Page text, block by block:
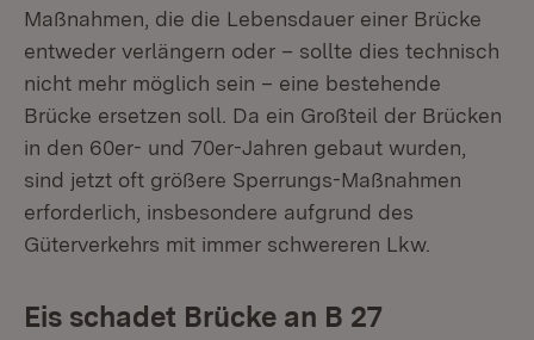
Maßnahmen, die die Lebensdauer einer Brücke
entweder verlängern oder – sollte dies technisch
nicht mehr möglich sein – eine bestehende
Brücke ersetzen soll. Da ein Großteil der Brücken
in den 60er- und 70er-Jahren gebaut wurden,
sind jetzt oft größere Sperrungs-Maßnahmen
erforderlich, insbesondere aufgrund des
Güterverkehrs mit immer schwereren Lkw.
Eis schadet Brücke an B 27